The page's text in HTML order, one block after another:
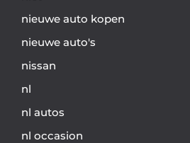
nieuwe auto kopen
nieuwe auto's
nissan
nl
nl autos
nl occasion